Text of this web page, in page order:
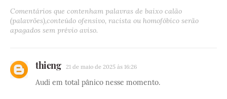
Comentários que contenham palavras de baixo calão
(palavrões),conteúdo ofensivo, racista ou homofóbico serão
apagados sem prévio aviso.
thieng 21 de maio de 2025 às 16:26
Audi em total pânico nesse momento.